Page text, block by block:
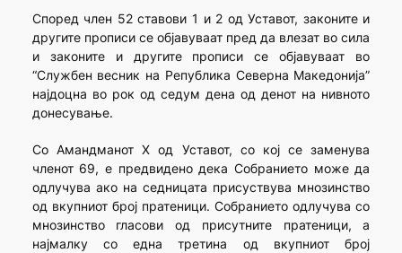
Според член 52 ставови 1 и 2 од Уставот, законите и
другите прописи се објавуваат пред да влезат во сила
и законите и другите прописи се објавуваат во
“Службен весник на Република Северна Македонија”
најдоцна во рок од седум дена од денот на нивното
донесување.
Со Амандманот X од Уставот, со кој се заменува
членот 69, е предвидено дека Собранието може да
одлучува ако на седницата присуствува мнозинство
од вкупниот број пратеници. Собранието одлучува со
мнозинство гласови од присутните пратеници, а
најмалку со една третина од вкупниот број